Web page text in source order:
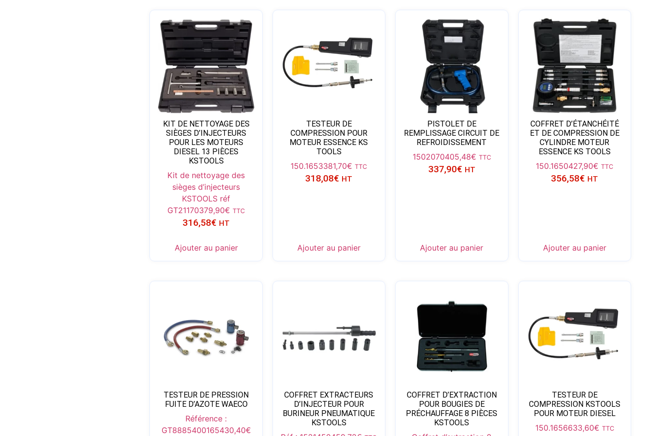
KIT DE NETTOYAGE DES
SIÈGES D’INJECTEURS
POUR LES MOTEURS
DIESEL 13 PIÈCES
KSTOOLS
Kit de nettoyage des
sièges d’injecteurs
KSTOOLS réf
GT21170379,90€ TTC
316,58€ HT
Ajouter au panier
TESTEUR DE
COMPRESSION POUR
MOTEUR ESSENCE KS
TOOLS
150.1653381,70€ TTC
318,08€ HT
Ajouter au panier
PISTOLET DE
REMPLISSAGE CIRCUIT DE
REFROIDISSEMENT
1502070405,48€ TTC
337,90€ HT
Ajouter au panier
COFFRET D’ÉTANCHÉITÉ
ET DE COMPRESSION DE
CYLINDRE MOTEUR
ESSENCE KS TOOLS
150.1650427,90€ TTC
356,58€ HT
Ajouter au panier
TESTEUR DE PRESSION
FUITE D’AZOTE WAECO
Référence :
GT8885400165430,40€
COFFRET EXTRACTEURS
D’INJECTEUR POUR
BURINEUR PNEUMATIQUE
KSTOOLS
COFFRET D’EXTRACTION
POUR BOUGIES DE
PRÉCHAUFFAGE 8 PIÈCES
KSTOOLS
TESTEUR DE
COMPRESSION KSTOOLS
POUR MOTEUR DIESEL
150.1656633,60€ TTC